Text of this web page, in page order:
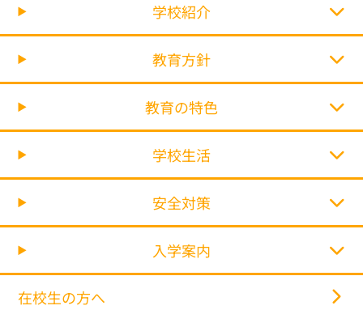
学校紹介
教育方針
教育の特色
学校生活
安全対策
入学案内
在校生の方へ